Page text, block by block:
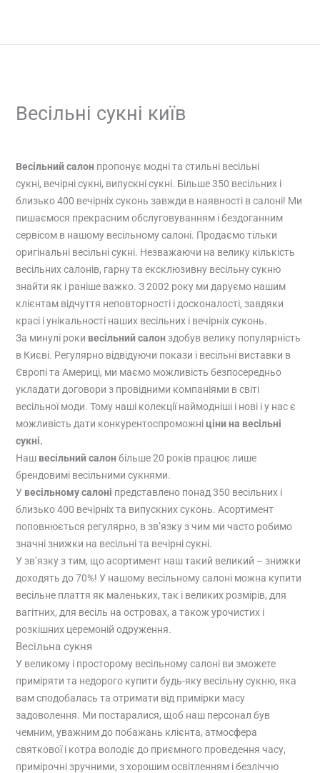
content
Весільні сукні київ
Весільний салон пропонує модні та стильні весільні
сукні, вечірні сукні, випускні сукні. Більше 350 весільних і
близько 400 вечірніх суконь завжди в наявності в салоні! Ми
пишаємося прекрасним обслуговуванням і бездоганним
сервісом в нашому весільному салоні. Продаємо тільки
оригінальні весільні сукні. Незважаючи на велику кількість
весільних салонів, гарну та ексклюзивну весільну сукню
знайти як і раніше важко. З 2002 року ми даруємо нашим
клієнтам відчуття неповторності і досконалості, завдяки
красі і унікальності наших весільних і вечірніх суконь.
За минулі роки весільний салон здобув велику популярність
в Києві. Регулярно відвідуючи покази і весільні виставки в
Європі та Америці, ми маємо можливість безпосередньо
укладати договори з провідними компаніями в світі
весільної моди. Тому наші колекції наймодніші і нові і у нас є
можливість дати конкурентоспроможніціни на весільні
сукні.
Наш весільний салон більше 20 років працює лише
брендовимі весільними сукнями.
У весільному салоні представлено понад 350 весільних і
близько 400 вечірніх та випускних суконь. Асортимент
поповнюється регулярно, в зв’язку з чим ми часто робимо
значні знижки на весільні та вечірні сукні.
У зв’язку з тим, що асортимент наш такий великий – знижки
доходять до 70%! У нашому весільному салоні можна купити
весільне плаття як маленьких, так і великих розмірів, для
вагітних, для весіль на островах, а також урочистих і
розкішних церемоній одруження.
Весільна сукня
У великому і просторому весільному салоні ви зможете
приміряти та недорого купити будь-яку весільну сукню, яка
вам сподобалась та отримати від примірки масу
задоволення. Ми постаралися, щоб наш персонал був
чемним, уважним до побажань клієнта, атмосфера
святкової і котра володіє до приємного проведення часу,
примірочні зручними, з хорошим освітленням і безліччю